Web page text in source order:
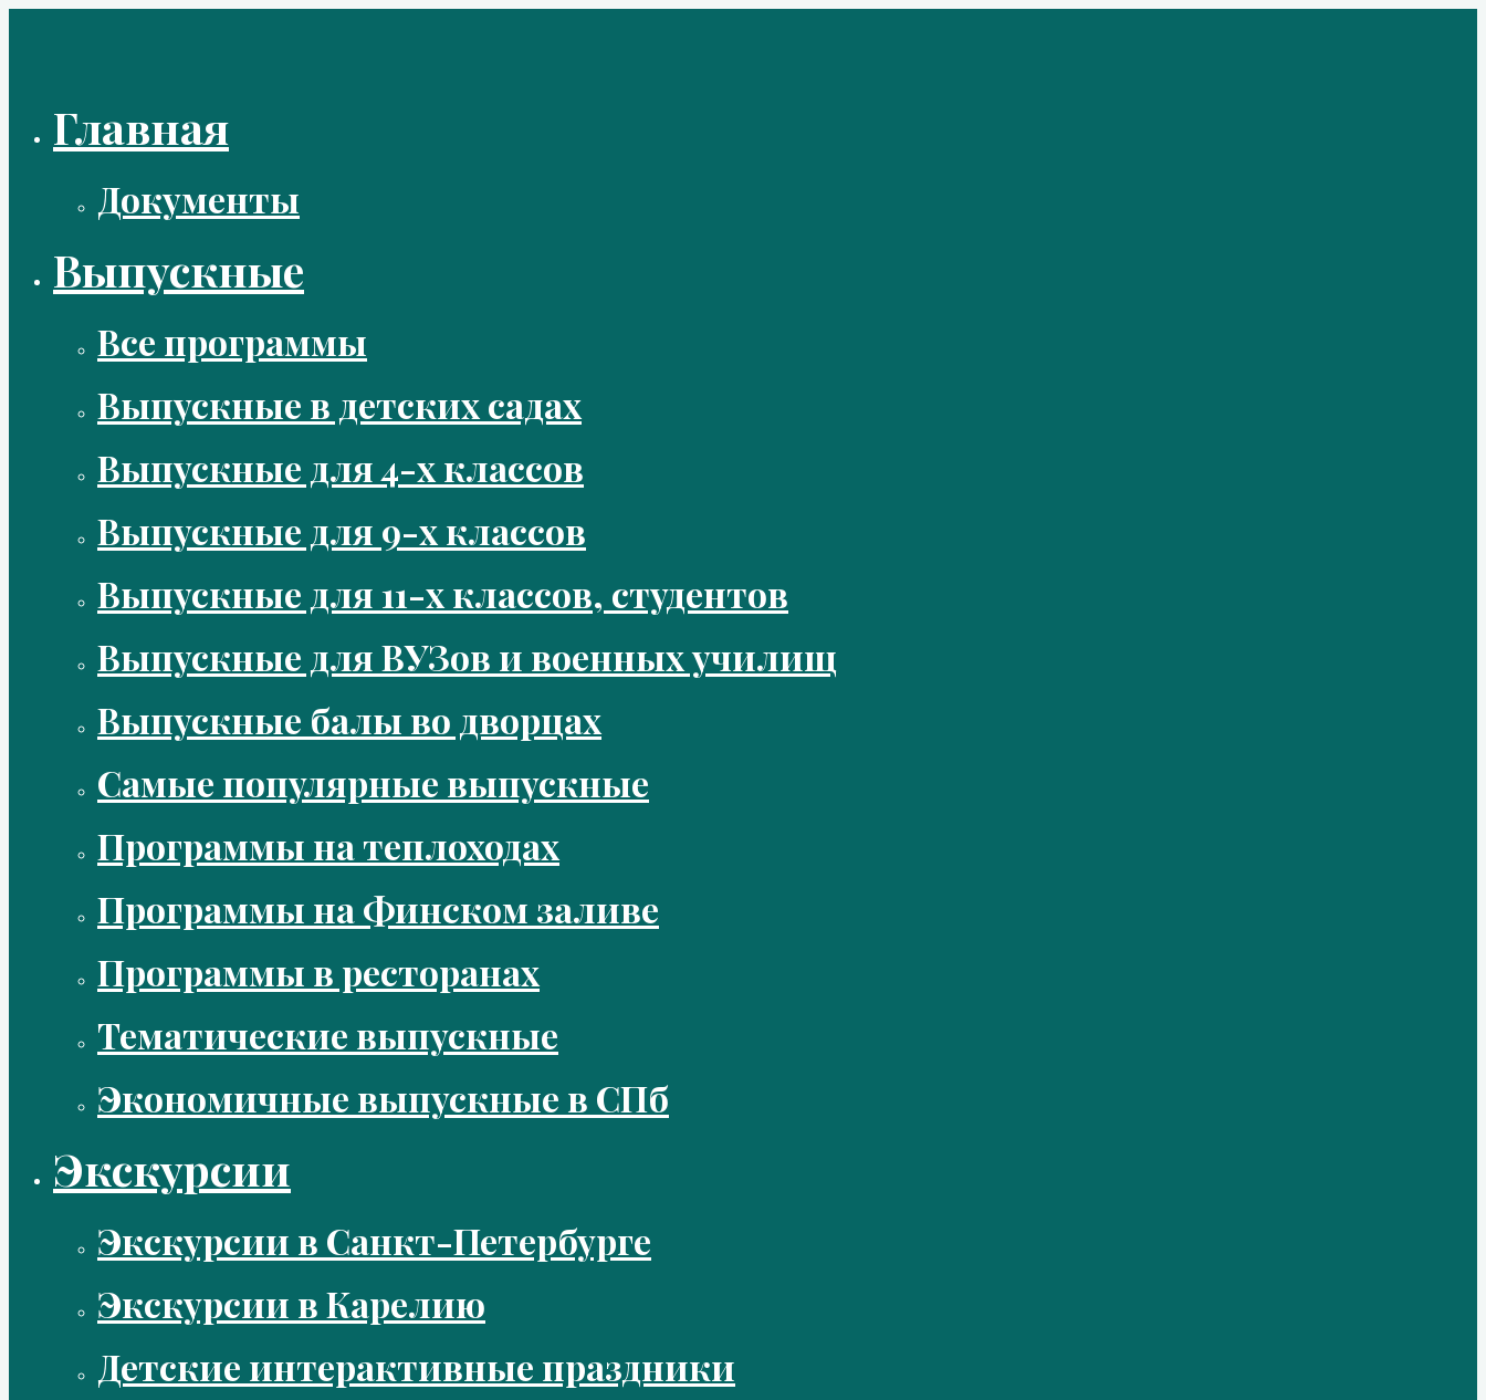
Главная
Документы
Выпускные
Все программы
Выпускные в детских садах
Выпускные для 4-х классов
Выпускные для 9-х классов
Выпускные для 11-х классов, студентов
Выпускные для ВУЗов и военных училищ
Выпускные балы во дворцах
Самые популярные выпускные
Программы на теплоходах
Программы на Финском заливе
Программы в ресторанах
Тематические выпускные
Экономичные выпускные в СПб
Экскурсии
Экскурсии в Санкт-Петербурге
Экскурсии в Карелию
Детские интерактивные праздники